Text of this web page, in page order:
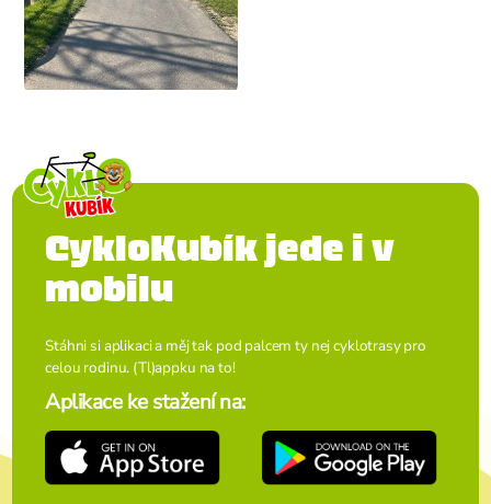
CykloKubík jede i v
mobilu
Stáhni si aplikaci a měj tak pod palcem ty nej cyklotrasy pro
celou rodinu. (Tl)appku na to!
Aplikace ke stažení na: